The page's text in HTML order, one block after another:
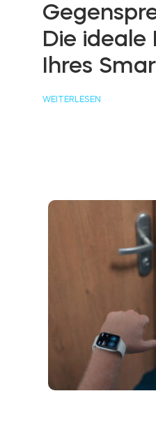
Die ideale
Ihres
WEITERLESEN